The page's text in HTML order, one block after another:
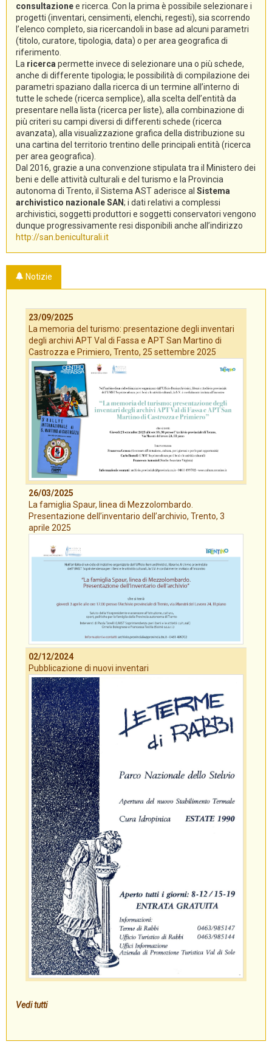
consultazionee ricerca. Con la prima è possibile selezionare i
progetti (inventari, censimenti, elenchi, regesti), sia scorrendo
l’elenco completo, sia ricercandoli in base ad alcuni parametri
(titolo, curatore, tipologia, data) o per area geografica di
riferimento.
La ricerca permette invece di selezionare una o più schede,
anche di differente tipologia; le possibilità di compilazione dei
parametri spaziano dalla ricerca di un termine all’interno di
tutte le schede (ricerca semplice), alla scelta dell’entità da
presentare nella lista (ricerca per liste), alla combinazione di
più criteri su campi diversi di differenti schede (ricerca
avanzata), alla visualizzazione grafica della distribuzione su
una cartina del territorio trentino delle principali entità (ricerca
per area geografica).
Dal 2016, grazie a una convenzione stipulata tra il Ministero dei
beni e delle attività culturali e del turismo e la Provincia
autonoma di Trento, il Sistema AST aderisce al Sistema
archivistico nazionale SAN; i dati relativi a complessi
archivistici, soggetti produttori e soggetti conservatori vengono
dunque progressivamente resi disponibili anche all’indirizzo
http://san.beniculturali.it
Notizie
23/09/2025
La memoria del turismo: presentazione degli inventari
degli archivi APT Val di Fassa e APT San Martino di
Castrozza e Primiero, Trento, 25 settembre 2025
26/03/2025
La famiglia Spaur, linea di Mezzolombardo.
Presentazione dell’inventario dell’archivio, Trento, 3
aprile 2025
02/12/2024
Pubblicazione di nuovi inventari
Vedi tutti